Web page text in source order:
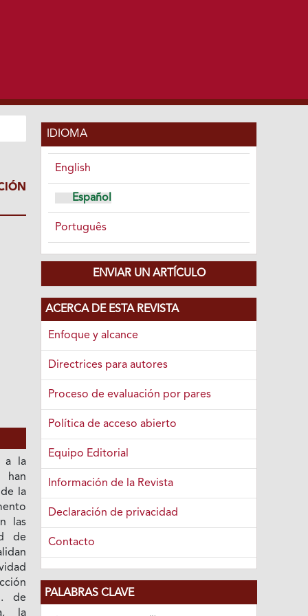
a la
la
las
de
de
la
IDIOMA
English
Español
Português
ENVIAR UN ARTÍCULO
ACERCA DE ESTA REVISTA
Enfoque y alcance
Directrices para autores
Proceso de evaluación por pares
Política de acceso abierto
Equipo Editorial
Información de la Revista
Declaración de privacidad
Contacto
PALABRAS CLAVE